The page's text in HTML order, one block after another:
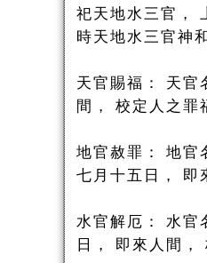
祀天地水三官，
時天地水三官神
天官賜福： 天官
間， 校定人之罪
地官赦罪： 地官
七月十五日， 即
水官解厄： 水官
日， 即來人間，